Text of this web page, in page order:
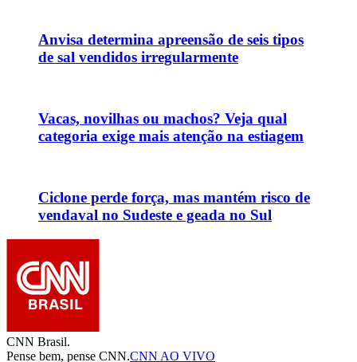
Anvisa determina apreensão de seis tipos
de sal vendidos irregularmente
Vacas, novilhas ou machos? Veja qual
categoria exige mais atenção na estiagem
Ciclone perde força, mas mantém risco de
vendaval no Sudeste e geada no Sul
CNN Brasil.
Pense bem, pense CNN.CNN AO VIVO